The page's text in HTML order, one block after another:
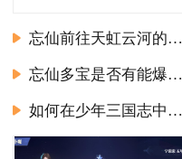
忘仙前往天虹云河的方式有哪些
忘仙多宝是否有能爆出的技能书
如何在少年三国志中成为传承者